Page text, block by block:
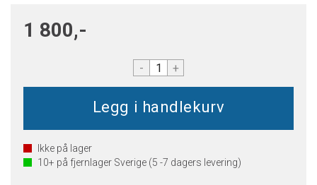
1 800,-
- +
Ikke på lager
10+ på fjernlager Sverige (5 -7 dagers levering)